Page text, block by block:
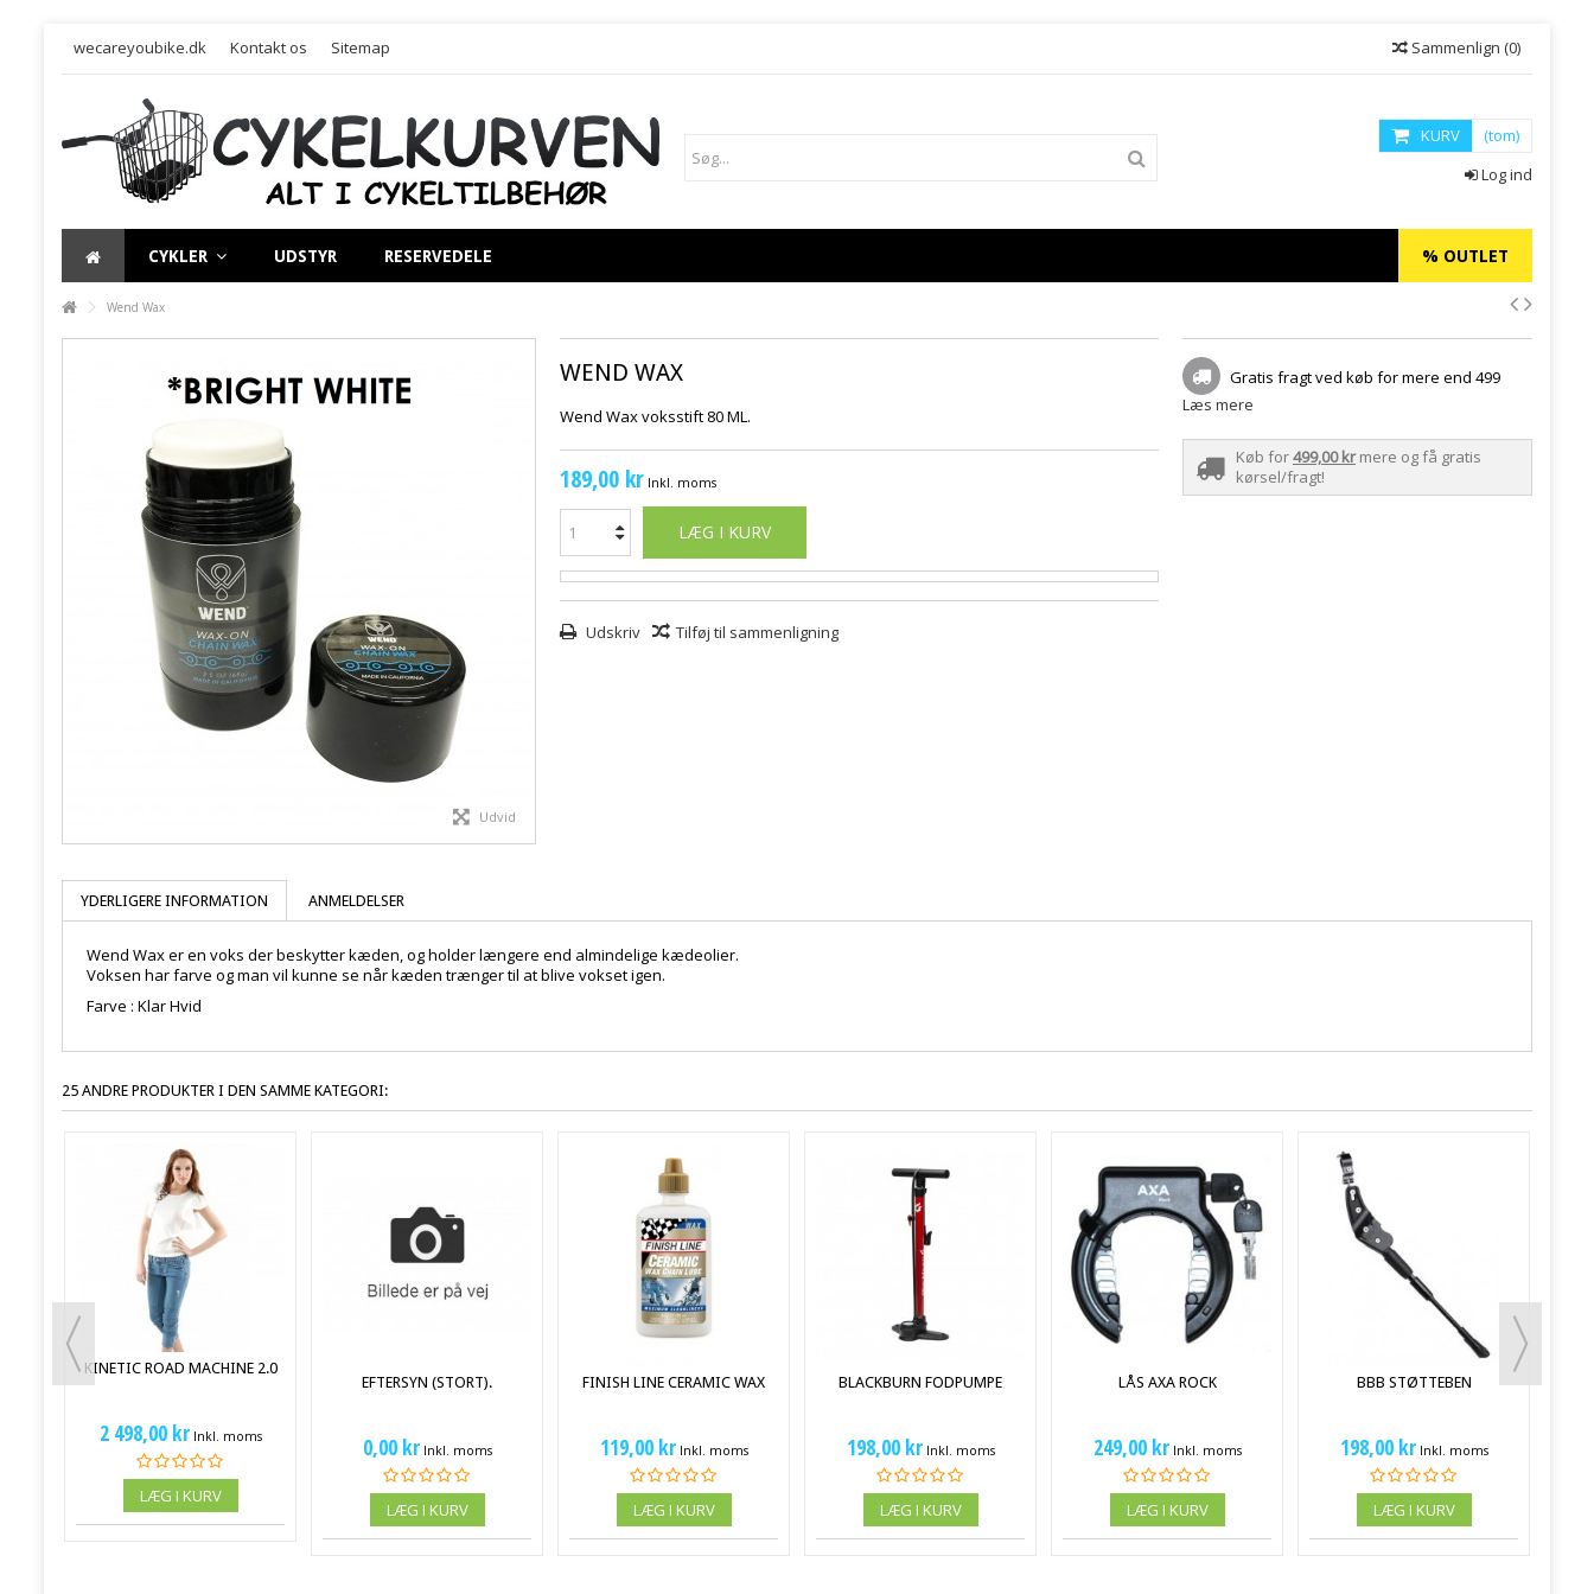
wecareyoubike.dk Kontakt os Sitemap Sammenlign (0)
KURV
(tom)
Log ind
CYKLER UDSTYR RESERVEDELE % OUTLET
Wend Wax
Udvid
WEND WAX
Wend Wax voksstift 80 ML.
189,00 kr Inkl. moms
LÆG I KURV
Udskriv Tilføj til sammenligning
Gratis fragt ved køb for mere end 499
Læs mere
Køb for499,00 krmere og få gratis
kørsel/fragt!
YDERLIGERE INFORMATION ANMELDELSER
Wend Wax er en voks der beskytter kæden, og holder længere end almindelige kædeolier.
Voksen har farve og man vil kunne se når kæden trænger til at blive vokset igen.
Farve : Klar Hvid
25 ANDRE PRODUKTER I DEN SAMME KATEGORI:
KINETIC ROAD MACHINE 2.0
2 498,00 kr Inkl. moms
LÆG I KURV
EFTERSYN (STORT).
0,00 kr Inkl. moms
LÆG I KURV
FINISH LINE CERAMIC WAX
119,00 kr Inkl. moms
LÆG I KURV
BLACKBURN FODPUMPE
198,00 kr Inkl. moms
LÆG I KURV
LÅS AXA ROCK
249,00 kr Inkl. moms
LÆG I KURV
BBB STØTTEBEN
198,00 kr Inkl. moms
LÆG I KURV